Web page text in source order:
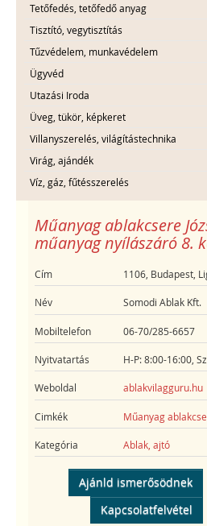
Tetőfedés, tetőfedő anyag
Tisztító, vegytisztítás
Tűzvédelem, munkavédelem
Ügyvéd
Utazási Iroda
Üveg, tükör, képkeret
Villanyszerelés, világítástechnika
Virág, ajándék
Víz, gáz, fűtésszerelés
Műanyag ablakcsere
műanyag nyílászáró 8.
Cím 1106, Budapest,
Név Somodi Ablak Kft.
Mobiltelefon 06-70/285-6657
Nyitvatartás H-P: 8:00-16:00,
Weboldal ablakvilagguru.hu
Cimkék Műanyag
Kategória Ablak, ajtó
Ajánld ismerősödnek
Kapcsolatfelvétel